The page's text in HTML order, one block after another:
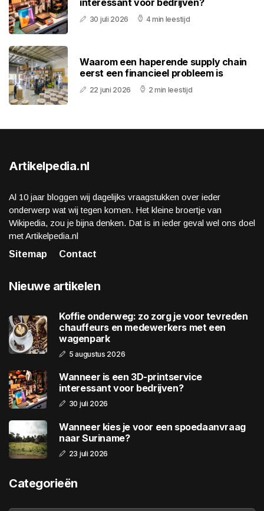
interessant voor bedrijven?
30 juli 2026 4 min leestijd
Waarom een haperende supply chain
eerst een financieel probleem is
22 juni 2026 2 min leestijd
Artikelpedia.nl
Al 10 jaar bloggen wij dagelijks vraagstukken over ieder
onderwerp wat wij tegen komen. Het kleine broertje van
Wikipedia, zou je bijna denken. Dat is in ieder geval wel ons doel
met Artikelpedia.nl
Sitemap
Contact
Nieuwe artikelen
Koffie onderweg: zo zorg je voor tevreden
chauffeurs en medewerkers met een
wagenpark
5 augustus 2026
Wanneer is een 3D-printservice
interessant voor bedrijven?
30 juli 2026
Wanneer kies je voor een spoedaanvraag
naar Suriname?
23 juli 2026
Categorieën